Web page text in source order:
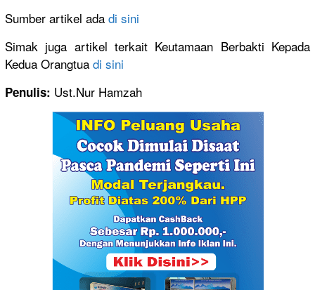
Sumber artikel ada di sini
Simak juga artikel terkait Keutamaan Berbakti Kepada
Kedua Orangtua di sini
Penulis: Ust.Nur Hamzah